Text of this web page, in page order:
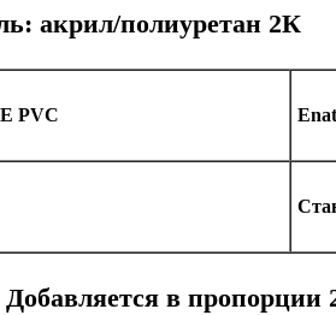
акрил/полиуретан 2К
PVC
Добавляется в пропорции